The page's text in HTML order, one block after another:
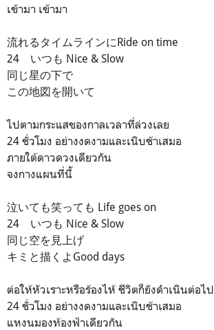
เข้ามา เข้ามา
流れるタイムラインにRide on time
24 いつも Nice & Slow
同じ星の下で
この地図を開いて
ไปตามกระแสของกาลเวลาที่ล่วงเลย
24 ชั่วโมง อย่างงดงามและเนิบช้าเสมอ
ภายใต้ดาวดวงเดียวกัน
จงกางแผนที่นี้
泣いても笑っても Life goes on
24 いつも Nice & Slow
同じ空を見上げ
キミと描くよGood days
ต่อให้หัวเราะหรือร้องไห้ ชีวิตก็ยังดำเนินต่อไป
24 ชั่วโมง อย่างงดงามและเนิบช้าเสมอ
แหงนมองท้องฟ้าเดียวกัน